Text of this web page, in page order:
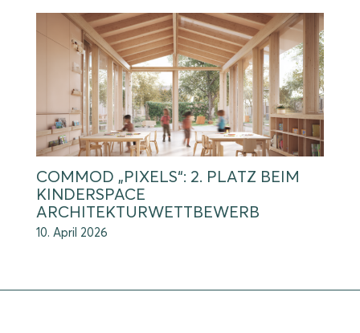
COMMOD „PIXELS“: 2. PLATZ BEIM
KINDERSPACE
ARCHITEKTURWETTBEWERB
10. April 2026